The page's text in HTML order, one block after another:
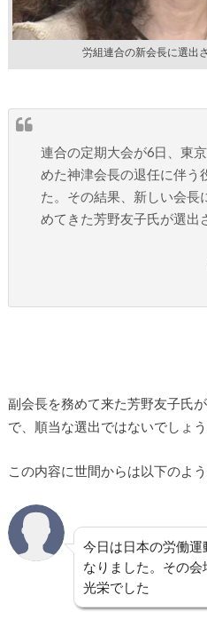
労組連合の新会長に選出
連合の定期大会が6日、東
めた神津会長の退任に伴う
た。その結果、新しい会長
めてきた芳野友子氏が選出
副会長を務めて来た芳野友子氏
で、順当な選出ではないでしょう
この内容に世間からは以下のよ
今日は日本の労働
なりました。その会
光栄でした